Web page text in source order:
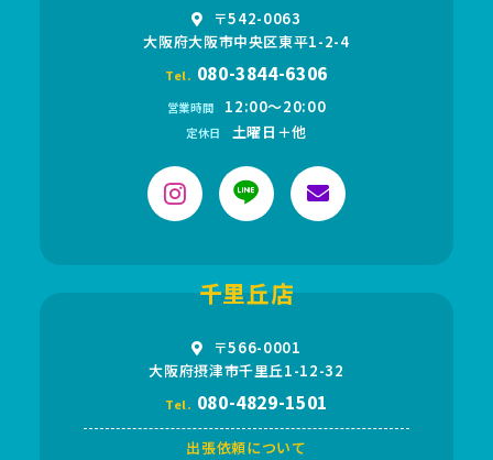
〒542-0063
大阪府大阪市中央区東平1-2-4
Tel. 080-3844-6306
営業時間 12:00〜20:00
定休日 土曜日＋他
千里丘店
〒566-0001
大阪府摂津市千里丘1-12-32
Tel. 080-4829-1501
出張依頼について